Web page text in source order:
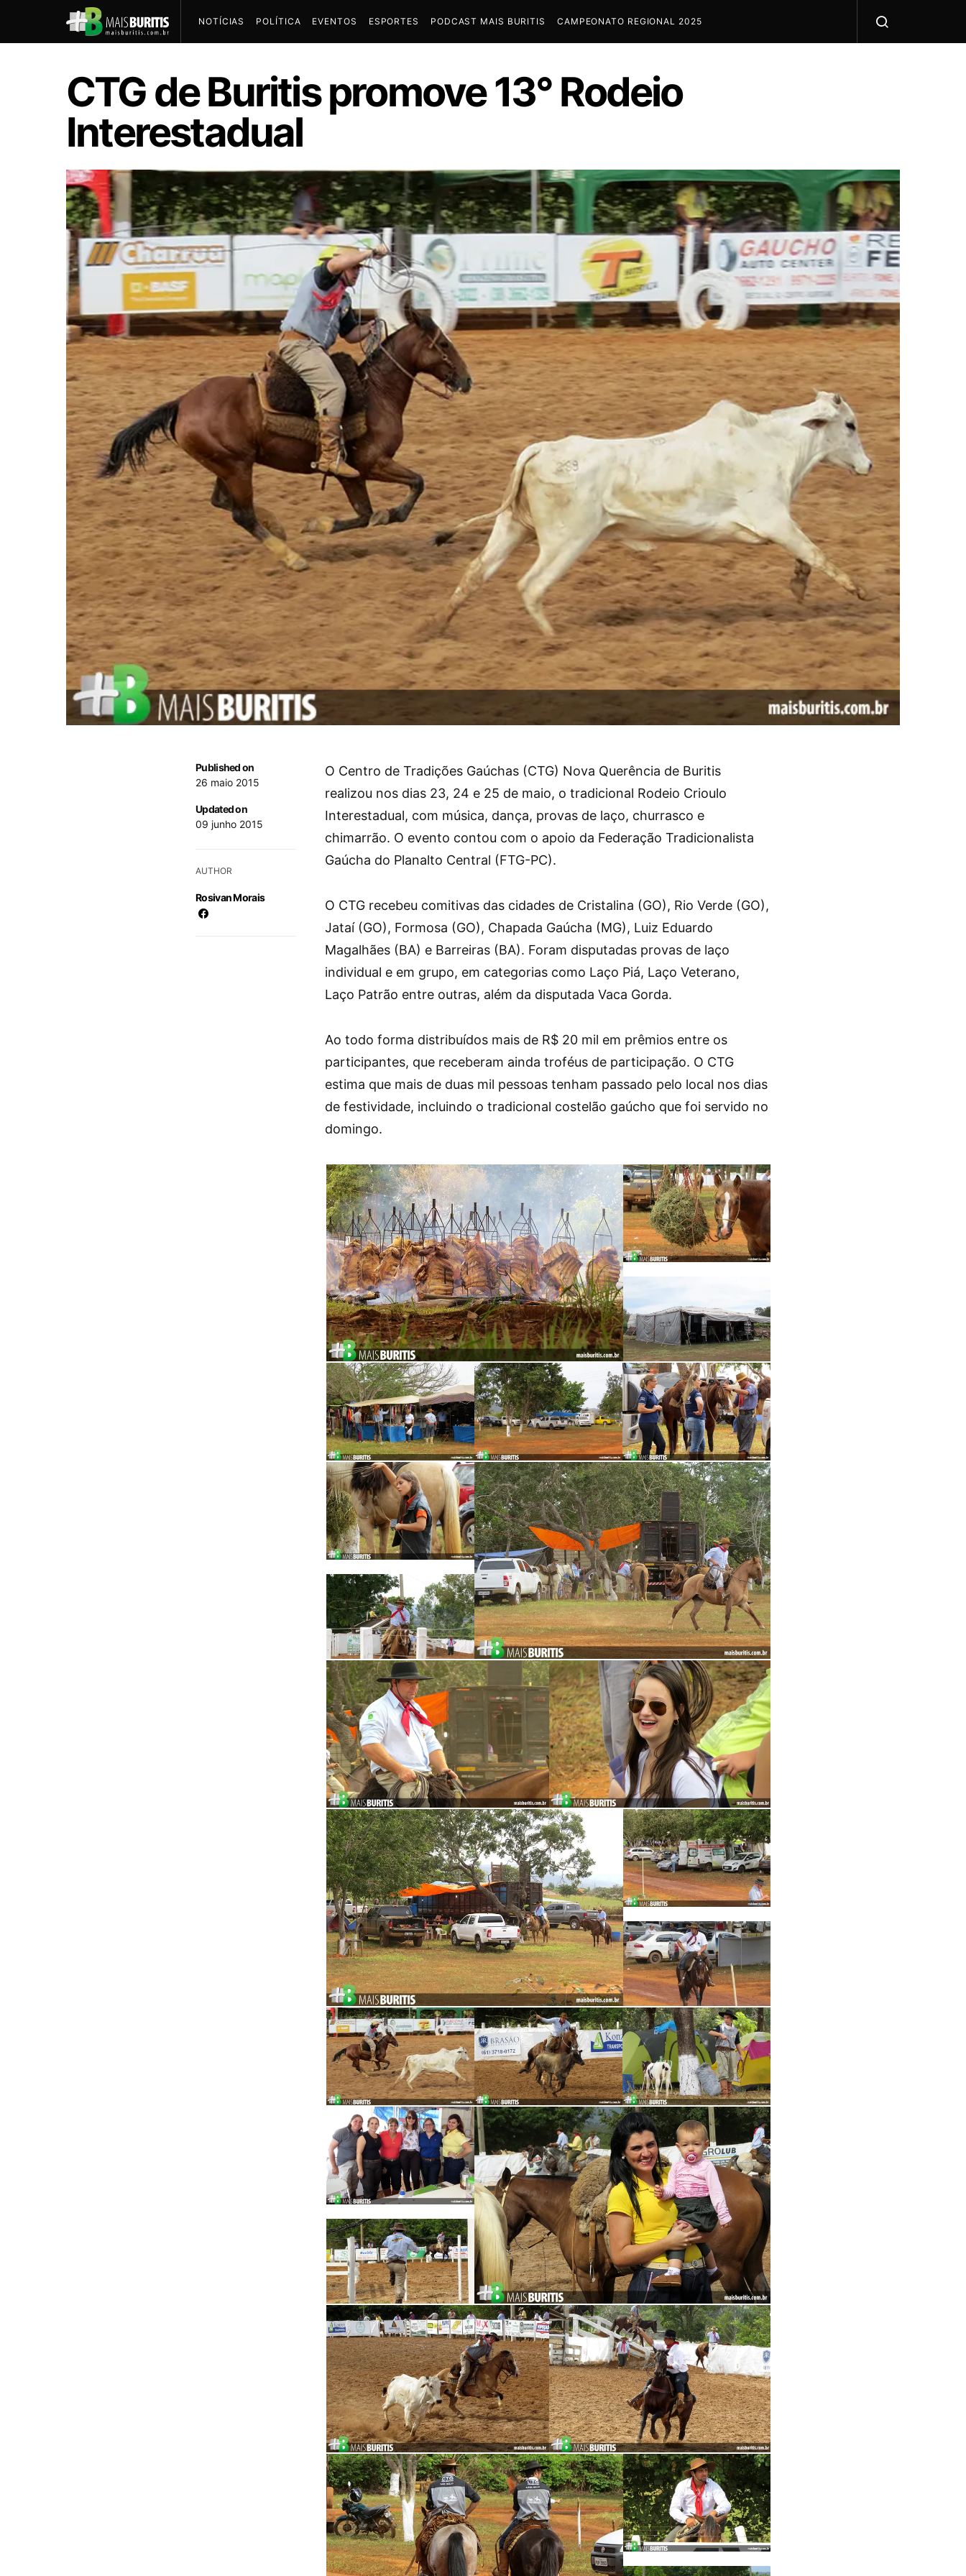
NOTÍCIAS POLÍTICA EVENTOS ESPORTES PODCAST MAIS BURITIS CAMPEONATO REGIONAL 2025
CTG de Buritis promove 13° Rodeio
Interestadual
Published on
26 maio 2015
Updated on
09 junho 2015
AUTHOR
Rosivan Morais
O Centro de Tradições Gaúchas (CTG) Nova Querência de Buritis
realizou nos dias 23, 24 e 25 de maio, o tradicional Rodeio Crioulo
Interestadual, com música, dança, provas de laço, churrasco e
chimarrão. O evento contou com o apoio da Federação Tradicionalista
Gaúcha do Planalto Central (FTG-PC).
O CTG recebeu comitivas das cidades de Cristalina (GO), Rio Verde (GO),
Jataí (GO), Formosa (GO), Chapada Gaúcha (MG), Luiz Eduardo
Magalhães (BA) e Barreiras (BA). Foram disputadas provas de laço
individual e em grupo, em categorias como Laço Piá, Laço Veterano,
Laço Patrão entre outras, além da disputada Vaca Gorda.
Ao todo forma distribuídos mais de R$ 20 mil em prêmios entre os
participantes, que receberam ainda troféus de participação. O CTG
estima que mais de duas mil pessoas tenham passado pelo local nos dias
de festividade, incluindo o tradicional costelão gaúcho que foi servido no
domingo.